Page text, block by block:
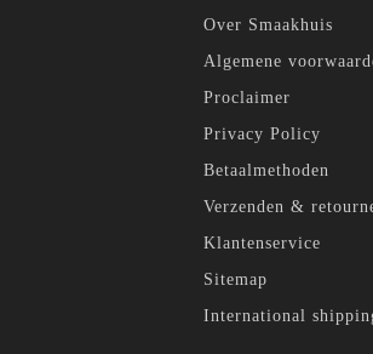
Over Smaakhuis
Algemene
Proclaimer
Privacy Policy
Betaalmethoden
Verzenden &
Klantenservice
Sitemap
International